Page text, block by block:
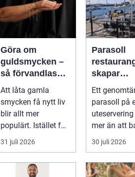
Göra om
guldsmycken –
så förvandlas
minnen till nya
favoriter
Att låta gamla
smycken få nytt liv
blir allt mer
populärt. Istället för
a...
31 juli 2026
Parasoll
restaurang
skapar
rätt
runt
Ett
parasoll på
mer än att
skugga. Det
påverkar hur
gäs...
30 juli 2026